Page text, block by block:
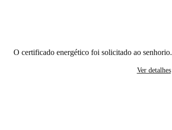
O certificado energético foi solicitado ao senhorio.
Ver detalhes